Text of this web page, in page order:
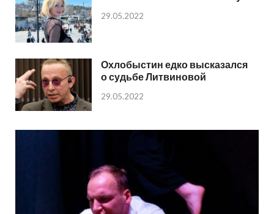
29.05.2022
Охлобыстин едко высказался
о судьбе Литвиновой
29.05.2022